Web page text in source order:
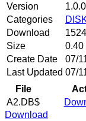
Version
1.0.0
Categories
Download
1524
Size
0.40
Create Date
07/
Last Updated 07/
File
A2.DB$
Download